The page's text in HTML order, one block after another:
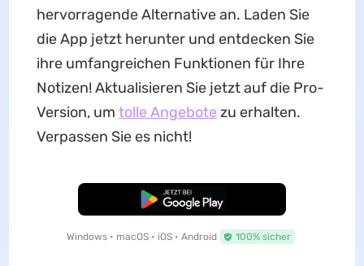
hervorragende Alternative an. Laden Sie
die App jetzt herunter und entdecken Sie
ihre umfangreichen Funktionen für Ihre
Notizen! Aktualisieren Sie jetzt auf die Pro-
Version, um tolle Angebote zu erhalten.
Verpassen Sie es nicht!
Kostenloser Download
Windows • macOS • iOS • Android 100% sicher